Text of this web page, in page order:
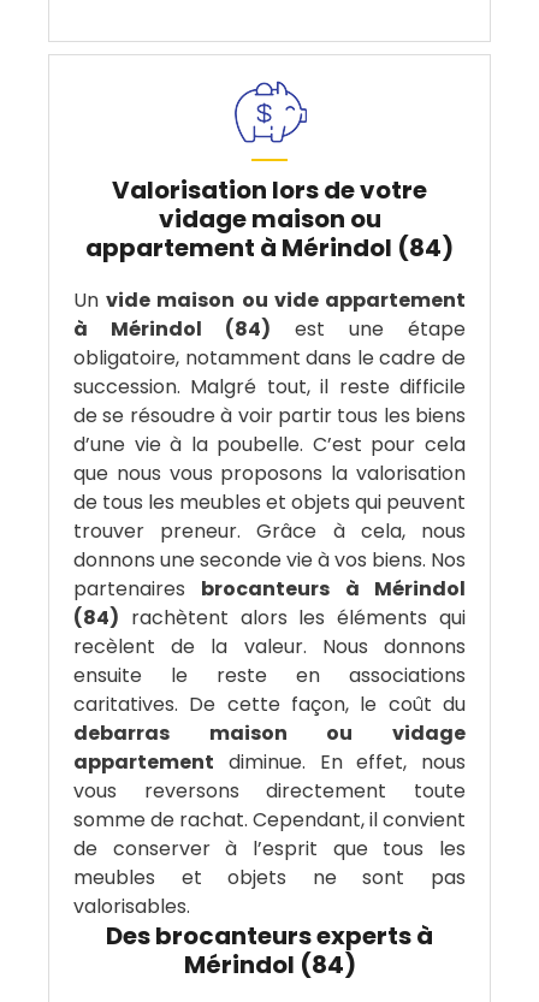
Valorisation lors de votre
vidage maison ou
appartement à Mérindol (84)
Unvide maison ou vide appartement
à Mérindol (84) est une étape
obligatoire, notamment dans le cadre de
succession. Malgré tout, il reste difficile
de se résoudre à voir partir tous les biens
d’une vie à la poubelle. C’est pour cela
que nous vous proposons la valorisation
de tous les meubles et objets qui peuvent
trouver preneur. Grâce à cela, nous
donnons une seconde vie à vos biens. Nos
partenaires brocanteurs à Mérindol
(84) rachètent alors les éléments qui
recèlent de la valeur. Nous donnons
ensuite le reste en associations
caritatives. De cette façon, le coût du
debarras maison ou vidage
appartement diminue. En effet, nous
vous reversons directement toute
somme de rachat. Cependant, il convient
de conserver à l’esprit que tous les
meubles et objets ne sont pas
valorisables.
Des brocanteurs experts à
Mérindol (84)